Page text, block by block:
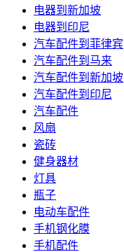
电器到新加坡
电器到印尼
汽车配件到菲律宾
汽车配件到马来
汽车配件到新加坡
汽车配件到印尼
汽车配件
风扇
瓷砖
健身器材
灯具
瓶子
电动车配件
手机钢化膜
手机配件